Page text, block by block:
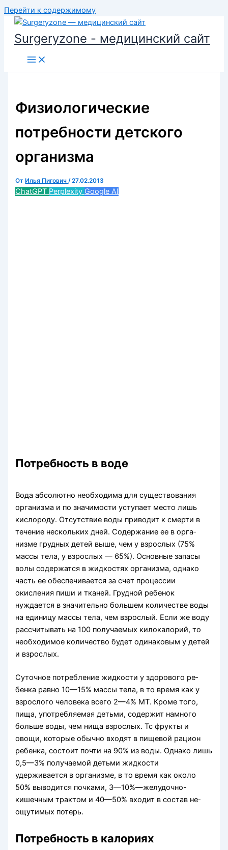
Перейти к содержимому
Surgeryzone - медицинский сайт
Физиологические
потребности детского
организма
От Илья Пигович/27.02.2013
ChatGPT Perplexity Google AI
Потребность в воде
Вода абсолютно необходима для существования
организма и по значимости уступает место лишь
кислороду. Отсутствие воды приводит к смерти в
течение нескольких дней. Содержание ее в орга­
низме грудных детей выше, чем у взрослых (75%
массы тела, у взрослых — 65%). Основ­ные запасы
волы содержатся в жидкостях организма, однако
часть ее обеспечивается за счет про­цессии
окисления пиши и тканей. Грудной ребенок
нуждается в значительно большем количестве во­ды
на единицу массы тела, чем взрослый. Если же воду
рассчитывать на 100 получаемых килокало­рий, то
необходимое количество будет одинаковым у детей
и взрослых.
Суточное потребление жидкости у здорового ре­
бенка равно 10—15% массы тела, в то время как у
взрослого человека всего 2—4% МТ. Кроме того,
пища, употребляемая детьми, содержит намного
больше воды, чем нища взрослых. Тс фрукты и
овощи, которые обычно входят в пищевой ра­цион
ребенка, состоит почти на 90% из воды. Од­нако лишь
0,5—3% получаемой детьми жидкости
удерживается в организме, в то время как около
50% выводится почками, 3—10%—желудочно-
кишечным трактом и 40—50% входит в состав не­
ощутимых потерь.
Потребность в калориях